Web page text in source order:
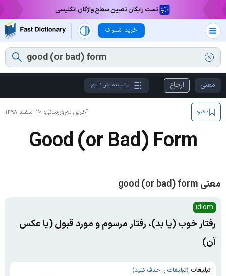
تست رایگان تعیین سطح واژگان انگلیسی
خرید اشتراک
معنی ارجاع ترتیب نمایش نتایج
آخرین به‌روزرسانی: ۲۰ اسفند ۱۳۹۸ ذخیره
Good (or Bad) Form
معنی good (or bad) form
idiom
رفتار خوب (یا بد)، رفتار مرسوم و مورد قبول (یا عکس
آن)
تبلیغات (تبلیغات را حذف کنید)